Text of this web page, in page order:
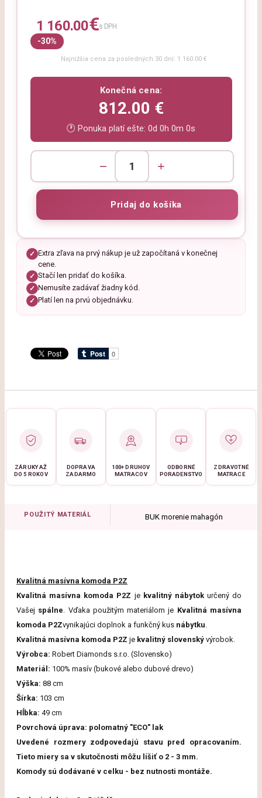
1 160.00€s DPH
-30%
Najnižšia cena za posledných 30 dní: 1 160.00 €
Konečná cena:
812.00 €
🕐 Ponuka platí ešte: 0d 0h 0m 0s
− +
✓ Extra zľava na prvý nákup je už započítaná v konečnej
cene.
✓ Stačí len pridať do košíka.
✓ Nemusíte zadávať žiadny kód.
✓ Platí len na prvú objednávku.
ZÁRUKY AŽ
DO 5 ROKOV
DOPRAVA
ZADARMO
100+ DRUHOV
MATRACOV
ODBORNÉ
PORADENSTVO
ZDRAVOTNÉ
MATRACE
POUŽITÝ MATERIÁL BUK morenie mahagón
Kvalitná masívna komoda P2Z
Kvalitná masívna komoda P2Z jekvalitný nábytokurčený do
Vašej spálne . Vďaka použitým materiálom je Kvalitná masívna
komoda P2Zvynikajúci doplnok a funkčný kus nábytku
Kvalitná masívna komoda P2Z je kvalitný slovenský výrobok.
Výrobca: Robert Diamonds s.r.o. (Slovensko)
Materiál: 100% masív (bukové alebo dubové drevo)
Výška: 88 cm
Šírka: 103 cm
Hĺbka: 49 cm
Povrchová úprava: polomatný "ECO" lak
Uvedené rozmery zodpovedajú stavu pred opracovaním.
Tieto miery sa v skutočnosti môžu líšiť o 2 - 3 mm.
Komody sú dodávané v celku - bez nutnosti montáže.